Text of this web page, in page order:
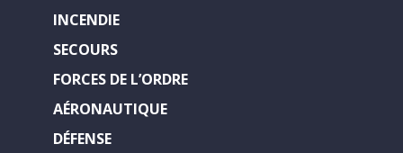
INCENDIE
SECOURS
FORCES DE L’ORDRE
AÉRONAUTIQUE
DÉFENSE